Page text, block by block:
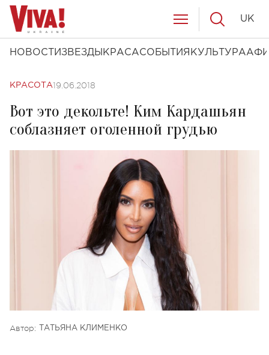
НОВОСТИ ЗВЕЗДЫ КРАСАСОБЫТИЯ КУЛЬТУРА
UK
КРАСОТА19.06.2018
Вот это декольте! Ким Кардашьян
соблазняет оголенной грудью
Автор: ТАТЬЯНА КЛИМЕНКО